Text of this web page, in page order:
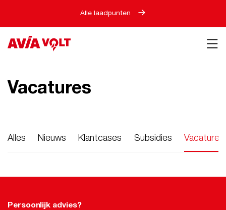
Alle laadpunten
Vacatures
Alles Nieuws Klantcases Subsidies Vacatures
Persoonlijk advies?